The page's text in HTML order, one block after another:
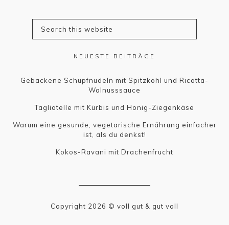
NEUESTE BEITRÄGE
Gebackene Schupfnudeln mit Spitzkohl und Ricotta-
Walnusssauce
Tagliatelle mit Kürbis und Honig-Ziegenkäse
Warum eine gesunde, vegetarische Ernährung einfacher
ist, als du denkst!
Kokos-Ravani mit Drachenfrucht
Copyright 2026 © voll gut & gut voll